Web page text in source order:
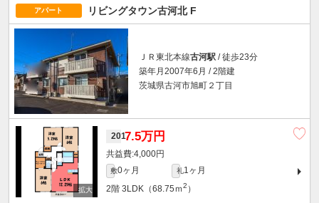
アパート リビングタウン古河北 F
ＪＲ東北本線古河駅 / 徒歩23分
築年月2007年6月 / 2階建
茨城県古河市旭町２丁目
2017.5万円
4,000円
敷0ヶ月 礼1ヶ月
2階 3LDK（68.75ｍ2 ）